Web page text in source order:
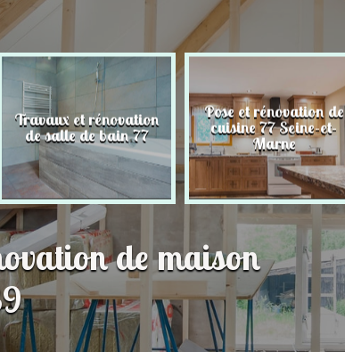
Travaux et rénovation
de salle de bain 77
Pose et rénovation de
cuisine 77 Seine-et-
Marne
de maison